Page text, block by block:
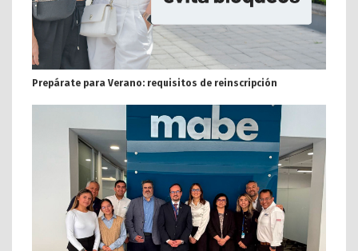
Prepárate para Verano: requisitos de reinscripción